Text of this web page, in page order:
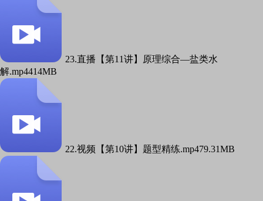
23.直播【第11讲】原理综合—盐类水
解.mp4414MB
22.视频【第10讲】题型精练.mp479.31MB